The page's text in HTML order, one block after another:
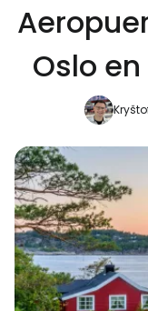
Oslo